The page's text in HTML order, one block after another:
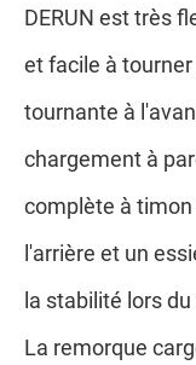
DERUN est très
et facile à
tournante à
chargement à
complète à
l'arrière et un
la stabilité lors
La remorque